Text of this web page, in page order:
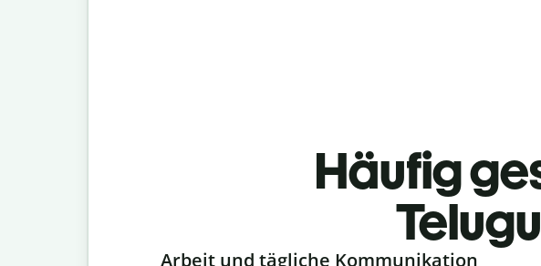
Häufig
Slide 1 of 6
Arbeit und tägliche Kommunikation